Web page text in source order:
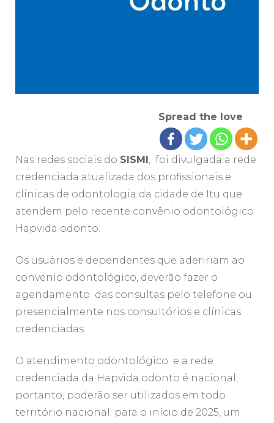
Spread the love
Nas redes sociais do SISMI, foi divulgada a rede
credenciada atualizada dos profissionais e
clínicas de odontologia da cidade de Itu que
atendem pelo recente convênio odontológico
Hapvida odonto.
Os usuários e dependentes que adeririam ao
convenio odontológico, deverão fazer o
agendamento das consultas pelo telefone ou
presencialmente nos consultórios e clínicas
credenciadas.
O atendimento odontológico e a rede
credenciada da Hapvida odonto é nacional,
portanto, poderão ser utilizados em todo
território nacional; para o início de 2025, um